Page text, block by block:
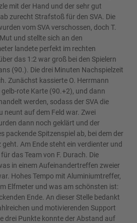
mit der Hand und der sehr gut
zurecht Strafstoß für den SVA. Die
vom SVA verschossen, doch T.
und stellte sich an den
landete perfekt im rechten
das 1:2 war groß bei den Spielern
(90.). Die drei Minuten Nachspielzeit
Zunächst kassierte O. Herrmann
rote Karte (90.+2), und dann
werden, sodass der SVA die
neunt auf dem Feld war. Zwei
dann noch geklärt und der
packende Spitzenspiel ab, bei dem der
geht. Am Ende steht ein verdienter und
das Team von F. Durach. Die
in einem Aufeinandertreffen zweier
Hohes Tempo mit Aluminiumtreffer,
Elfmeter und was am schönsten ist:
Ende. An dieser Stelle bedankt
und motivierenden Support
drei Punkte konnte der Abstand auf